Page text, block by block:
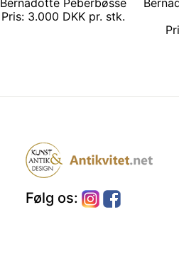
Pris: 3.000 DKK pr. stk.
Følg os: